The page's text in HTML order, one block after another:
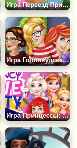
Игра Переезд Принцесс: Декор Дома
Игра Голливудская Роль для Авроры
Игра Принцессы: Любовная Вечеринка